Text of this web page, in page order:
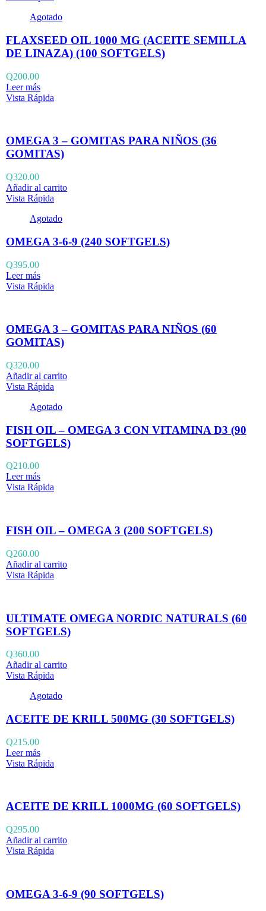
Agotado
FLAXSEED OIL 1000 MG (ACEITE SEMILLA
DE LINAZA) (100 SOFTGELS)
Q200.00
Leer más
Vista Rápida
OMEGA 3 – GOMITAS PARA NIÑOS (36
GOMITAS)
Q320.00
Añadir al carrito
Vista Rápida
Agotado
OMEGA 3-6-9 (240 SOFTGELS)
Q395.00
Leer más
Vista Rápida
OMEGA 3 – GOMITAS PARA NIÑOS (60
GOMITAS)
Q320.00
Añadir al carrito
Vista Rápida
Agotado
FISH OIL – OMEGA 3 CON VITAMINA D3 (90
SOFTGELS)
Q210.00
Leer más
Vista Rápida
FISH OIL – OMEGA 3 (200 SOFTGELS)
Q260.00
Añadir al carrito
Vista Rápida
ULTIMATE OMEGA NORDIC NATURALS (60
SOFTGELS)
Q360.00
Añadir al carrito
Vista Rápida
Agotado
ACEITE DE KRILL 500MG (30 SOFTGELS)
Q215.00
Leer más
Vista Rápida
ACEITE DE KRILL 1000MG (60 SOFTGELS)
Q295.00
Añadir al carrito
Vista Rápida
OMEGA 3-6-9 (90 SOFTGELS)